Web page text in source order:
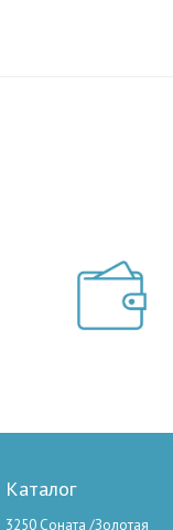
Каталог
3250 Соната /Золотая